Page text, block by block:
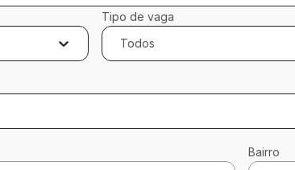
Tipo de vaga
Todos
Bairro